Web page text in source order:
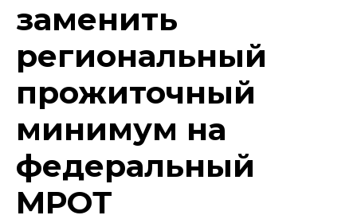
заменить
региональный
прожиточный
минимум на
федеральный
МРОТ